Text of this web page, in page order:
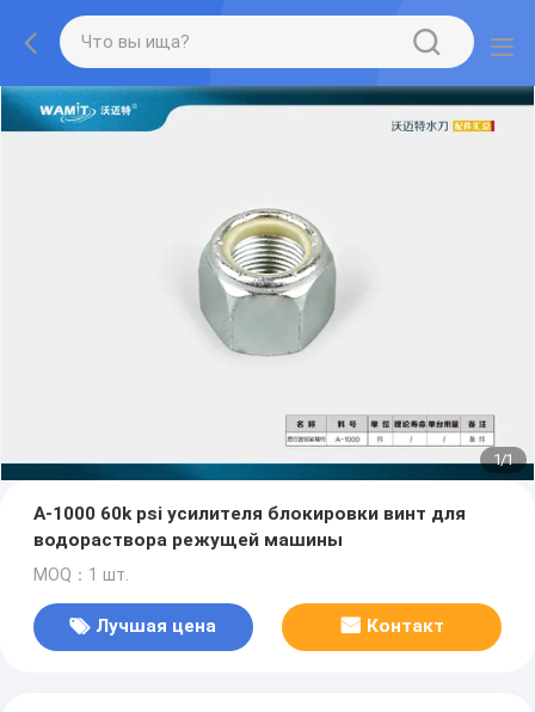
1/1
A-1000 60k psi усилителя блокировки винт для
водораствора режущей машины
MOQ：1 шт.
Лучшая цена Контакт